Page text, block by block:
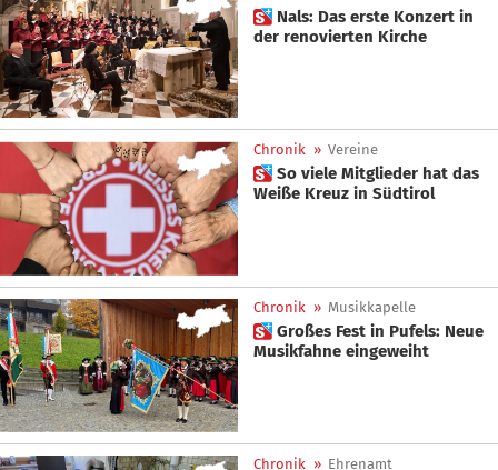
 Nals: Das erste Konzert in
der renovierten Kirche
Chronik » Vereine
 So viele Mitglieder hat das
Weiße Kreuz in Südtirol
Chronik » Musikkapelle
 Großes Fest in Pufels: Neue
Musikfahne eingeweiht
Chronik » Ehrenamt